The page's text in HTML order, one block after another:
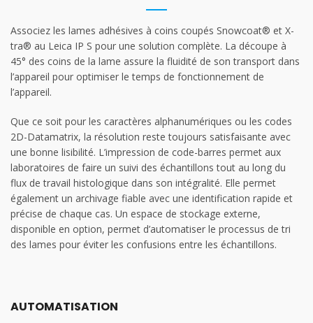
Associez les lames adhésives à coins coupés Snowcoat® et X-
tra® au Leica IP S pour une solution complète. La découpe à
45° des coins de la lame assure la fluidité de son transport dans
l’appareil pour optimiser le temps de fonctionnement de
l’appareil.
Que ce soit pour les caractères alphanumériques ou les codes
2D-Datamatrix, la résolution reste toujours satisfaisante avec
une bonne lisibilité. L’impression de code-barres permet aux
laboratoires de faire un suivi des échantillons tout au long du
flux de travail histologique dans son intégralité. Elle permet
également un archivage fiable avec une identification rapide et
précise de chaque cas. Un espace de stockage externe,
disponible en option, permet d’automatiser le processus de tri
des lames pour éviter les confusions entre les échantillons.
AUTOMATISATION